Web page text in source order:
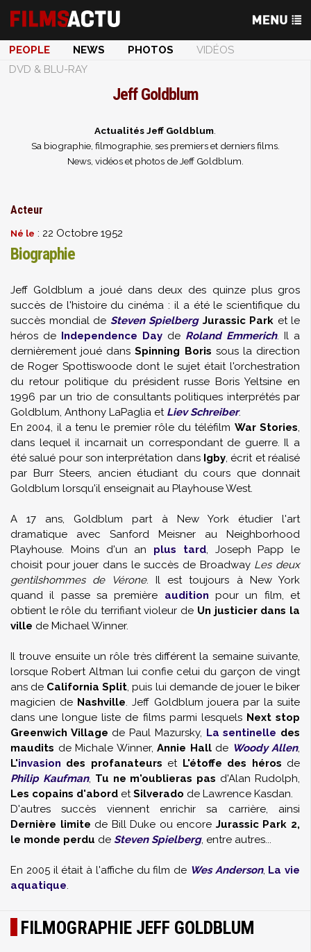
PEOPLE NEWS PHOTOS
VIDÉOS
DVD & BLU-RAY
Jeff Goldblum
Actualités Jeff Goldblum
Sa biographie, filmographie, ses premiers et derniers films.
News, vidéos et photos de Jeff Goldblum.
Acteur
Né le : 22 Octobre 1952
Biographie
Jeff Goldblum a joué dans deux des quinze plus gros
succès de l'histoire du cinéma : il a été le scientifique du
succès mondial de Steven Spielberg Jurassic Park et le
héros de Independence Day de Roland Emmerich. Il a
dernièrement joué dansSpinning Boris sous la direction
de Roger Spottiswoode dont le sujet était l'orchestration
du retour politique du président russe Boris Yeltsine en
1996 par un trio de consultants politiques interprétés par
Goldblum, Anthony LaPaglia et Liev Schreiber.
En 2004, il a tenu le premier rôle du téléfilm War Stories,
dans lequel il incarnait un correspondant de guerre. Il a
été salué pour son interprétation dans Igby, écrit et réalisé
par Burr Steers, ancien étudiant du cours que donnait
Goldblum lorsqu'il enseignait au Playhouse West.
A 17 ans, Goldblum part à New York étudier l'art
dramatique avec Sanford Meisner au Neighborhood
Playhouse. Moins d'un an plus tard, Joseph Papp le
choisit pour jouer dans le succès de Broadway Les deux
gentilshommes de Vérone. Il est toujours à New York
quand il passe sa première audition pour un film, et
obtient le rôle du terrifiant violeur de Un justicier dans la
ville de Michael Winner.
Il trouve ensuite un rôle très différent la semaine suivante,
lorsque Robert Altman lui confie celui du garçon de vingt
ans de California Split, puis lui demande de jouer le biker
magicien de Nashville. Jeff Goldblum jouera par la suite
dans une longue liste de films parmi lesquels Next stop
Greenwich Village de Paul Mazursky, La sentinelle des
maudits de Michale Winner, Annie Hallde Woody Allen,
L'invasion des profanateurs et L'étoffe des héros de
Philip Kaufman, Tu ne m'oublieras pas d'Alan Rudolph,
Les copains d'abord etSilverado de Lawrence Kasdan.
D'autres succès viennent enrichir sa carrière, ainsi
Dernière limite de Bill Duke ou encore Jurassic Park 2,
le monde perdu de Steven Spielberg, entre autres...
En 2005 il était à l'affiche du film de Wes Anderson, La vie
aquatique.
FILMOGRAPHIE JEFF GOLDBLUM